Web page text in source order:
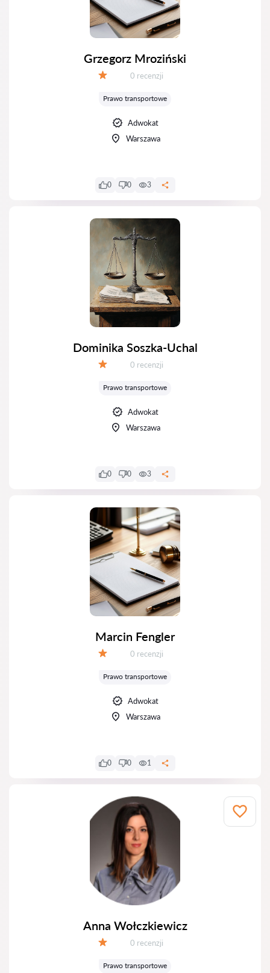
Grzegorz Mroziński
Recenzji:
0 recenzji
Prawo transportowe
Adwokat
Warszawa
0 0 3
Dominika Soszka-Uchal
Recenzji:
0 recenzji
Prawo transportowe
Adwokat
Warszawa
0 0 3
Marcin Fengler
Recenzji:
0 recenzji
Prawo transportowe
Adwokat
Warszawa
0 0 1
Anna Wołczkiewicz
Recenzji:
0 recenzji
Prawo transportowe